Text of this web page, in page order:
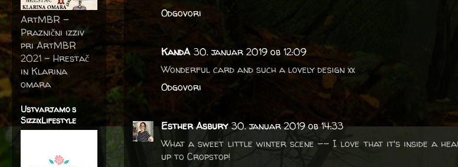
Odgovori
KandA 30. januar 2019 ob 12:09
Wonderful card and such a lovely design xx
Odgovori
Esther Asbury 30. januar 2019 ob 14:33
What a sweet little winter scene -- I love that it's inside a
up to Cropstop!
ArtMBR -
Praznični izziv
pri ArtMBR
2021 – Hrestač
in Klarina
omara
Ustvarjamo s
SizzixLifestyle